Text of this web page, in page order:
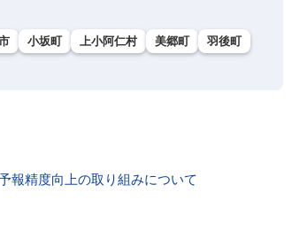
小坂町 上小阿仁村 美郷町
羽後町
報精度向上の取り組みについて